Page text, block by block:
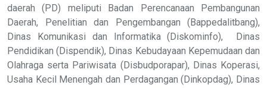
daerah (PD) meliputi Badan Perencanaan Pembangunan
Daerah, Penelitian dan Pengembangan (Bappedalitbang),
Dinas Komunikasi dan Informatika (Diskominfo), Dinas
Pendidikan (Dispendik), Dinas Kebudayaan Kepemudaan dan
Olahraga serta Pariwisata (Disbudporapar), Dinas Koperasi,
Usaha Kecil Menengah dan Perdagangan (Dinkopdag), Dinas